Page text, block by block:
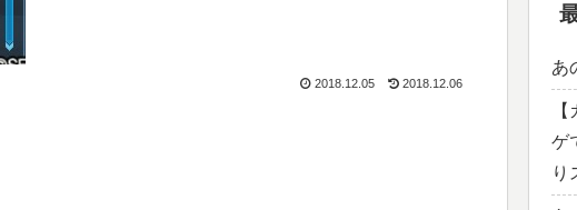
2018.12.05 2018.12.06
あ
ゲ
り